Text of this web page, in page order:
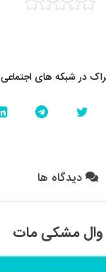
در شبکه های اجتماعی
دیدگاه ها
وال مشکی مات